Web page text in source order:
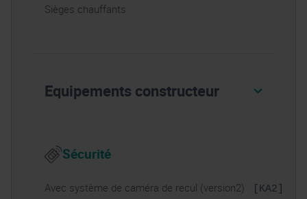
Sièges chauffants
Equipements constructeur
Sécurité
Avec système de caméra de recul (version2) [KA2]